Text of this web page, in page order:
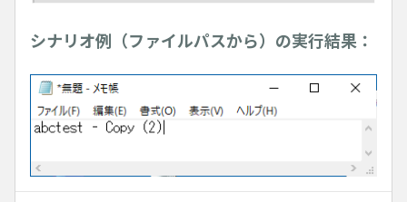
シナリオ例（ファイルパスから）の実行結果：